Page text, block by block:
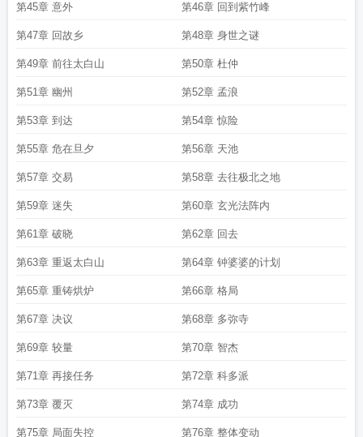
第45章 意外 第46章 回到紫竹峰
第47章 回故乡 第48章 身世之谜
第49章 前往太白山 第50章 杜仲
第51章 幽州 第52章 孟浪
第53章 到达 第54章 惊险
第55章 危在旦夕 第56章 天池
第57章 交易 第58章 去往极北之地
第59章 迷失 第60章 玄光法阵内
第61章 破晓 第62章 回去
第63章 重返太白山 第64章 钟婆婆的计划
第65章 重铸烘炉 第66章 格局
第67章 决议 第68章 多弥寺
第69章 较量 第70章 智杰
第71章 再接任务 第72章 科多派
第73章 覆灭 第74章 成功
第75章 局面失控 第76章 整体变动